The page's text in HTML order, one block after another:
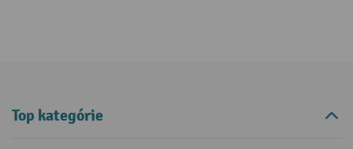
Top kategórie